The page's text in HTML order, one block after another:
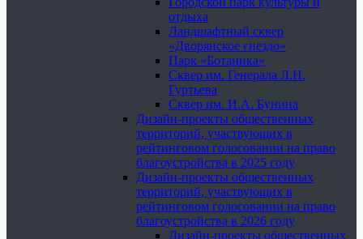
отдыха
Ландшафтный сквер
«Дворянское гнездо»
Парк «Ботаника»
Сквер им. Генерала Л.Н.
Гуртьева
Сквер им. И.А. Бунина
Дизайн-проекты общественных
территорий, участвующих в
рейтинговом голосовании на право
благоустройства в 2025 году
Дизайн-проекты общественных
территорий, участвующих в
рейтинговом голосовании на право
благоустройства в 2026 году
Дизайн-проекты общественных